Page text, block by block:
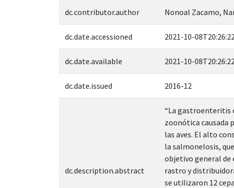
dc.contributor.author Nonoal Zacamo,
dc.date.accessioned 2021-10-
dc.date.available 2021-10-
dc.date.issued 2016-12
dc.description.abstract
“La gastroenteritis
zoonótica causada
las aves. El alto
la salmonelosis,
objetivo general de
rastro y
se utilizaron 12